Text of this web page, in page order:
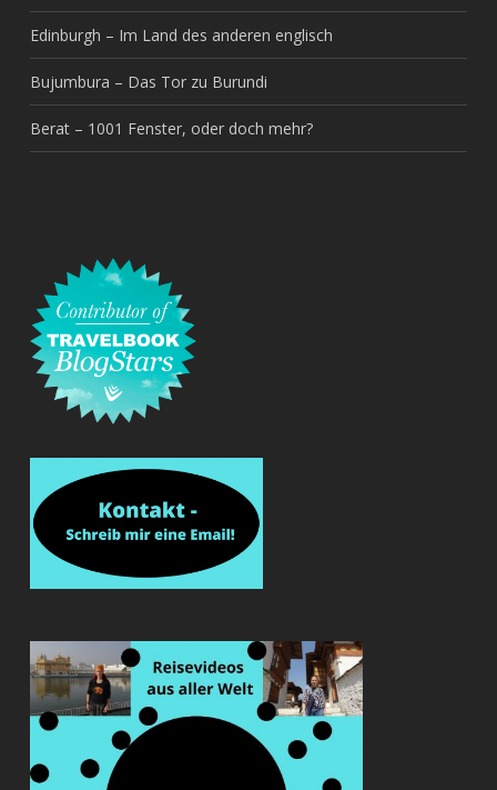
Edinburgh – Im Land des anderen englisch
Bujumbura – Das Tor zu Burundi
Berat – 1001 Fenster, oder doch mehr?